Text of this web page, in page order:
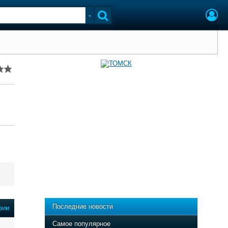
Последние новости
Самое популярное